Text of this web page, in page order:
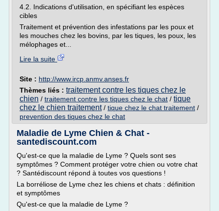
4.2. Indications d'utilisation, en spécifiant les espèces
cibles
Traitement et prévention des infestations par les poux et
les mouches chez les bovins, par les tiques, les poux, les
mélophages et...
Lire la suite
Site : http://www.ircp.anmv.anses.fr
Thèmes liés : traitement contre les tiques chez le
chien / traitement contre les tiques chez le chat / tique
chez le chien traitement/ tique chez le chat traitement /
prevention des tiques chez le chat
Maladie de Lyme Chien & Chat -
santediscount.com
Qu'est-ce que la maladie de Lyme ? Quels sont ses
symptômes ? Comment protéger votre chien ou votre chat
? Santédiscount répond à toutes vos questions !
La borréliose de Lyme chez les chiens et chats : définition
et symptômes
Qu'est-ce que la maladie de Lyme ?